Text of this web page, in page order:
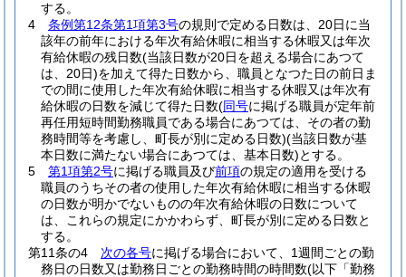
する。
4
条例第12条第1項第3号の規則で定める日数は、20日に当
該年の前年における年次有給休暇に相当する休暇又は年次
有給休暇の残日数(当該日数が20日を超える場合にあつて
は、20日)を加えて得た日数から、職員となつた日の前日ま
での間に使用した年次有給休暇に相当する休暇又は年次有
給休暇の日数を減じて得た日数(同号に掲げる職員が定年前
再任用短時間勤務職員である場合にあつては、その者の勤
務時間等を考慮し、町長が別に定める日数)(当該日数が基
本日数に満たない場合にあつては、基本日数)とする。
5
第1項第2号に掲げる職員及び前項の規定の適用を受ける
職員のうちその者の使用した年次有給休暇に相当する休暇
の日数が明かでないものの年次有給休暇の日数について
は、これらの規定にかかわらず、町長が別に定める日数と
する。
第11条の4
次の各号に掲げる場合において、1週間ごとの勤
務日の日数又は勤務日ごとの勤務時間の時間数(以下「勤務